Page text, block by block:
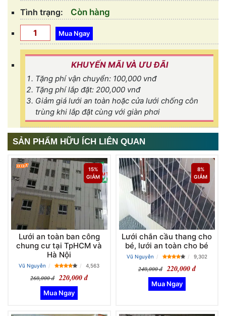
Tình trạng: Còn hàng
KHUYẾN MÃI VÀ ƯU ĐÃI
Tặng phí vận chuyển: 100,000 vnđ
Tặng phí lắp đặt: 200,000 vnđ
Giảm giá lưới an toàn hoặc cửa lưới chống côn
trùng khi lắp đặt cùng với giàn phơi
SẢN PHẨM HỮU ÍCH LIÊN QUAN
15%
GIẢM
Lưới an toàn ban công
chung cư tại TpHCM và
Hà Nội
Vũ Nguyễn 4,563
260,000 đ 220,000 đ
8%
GIẢM
Lưới chắn cầu thang cho
bé, lưới an toàn cho bé
Vũ Nguyễn 9,302
240,000 đ 220,000 đ